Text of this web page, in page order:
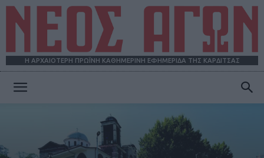
Η ΑΡΧΑΙΟΤΕΡΗ ΠΡΩΪΝΗ ΚΑΘΗΜΕΡΙΝΗ ΕΦΗΜΕΡΙΔΑ ΤΗΣ ΚΑΡΔΙΤΣΑΣ
ΑΓΩΝ